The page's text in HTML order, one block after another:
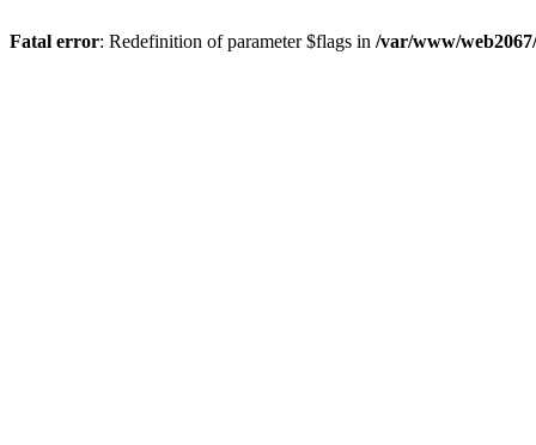
Fatal error: Redefinition of parameter $flags in /var/www/